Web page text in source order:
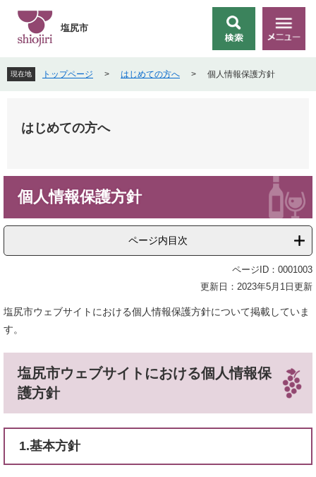
先
頭
を
飛
索
メ
ニ
ー
塩尻市
現在地 トップページ > はじめての方へ > 個人情報保護方針
はじめての方へ
個人情報保護方針
ページ内目次
ページID：0001003
更新日：2023年5月1日更新
塩尻市ウェブサイトにおける個人情報保護方針について掲載していま
す。
塩尻市ウェブサイトにおける個人情報保
護方針
1.基本方針